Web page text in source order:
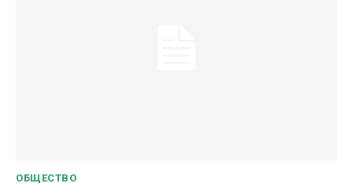
ОБЩЕСТВО